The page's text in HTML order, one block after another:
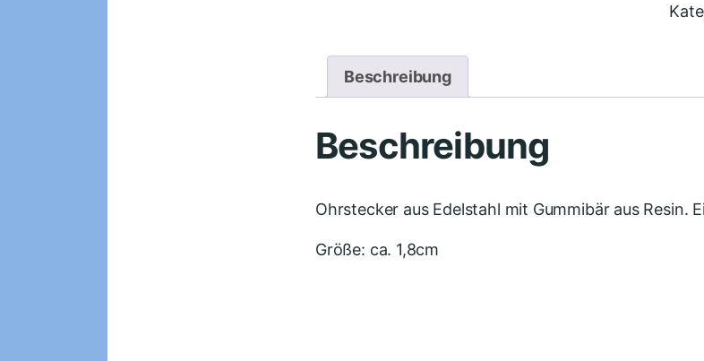
Beschreibung
Beschreibung
Ohrstecker aus Edelstahl mit Gummibär aus Resin.
Größe: ca. 1,8cm